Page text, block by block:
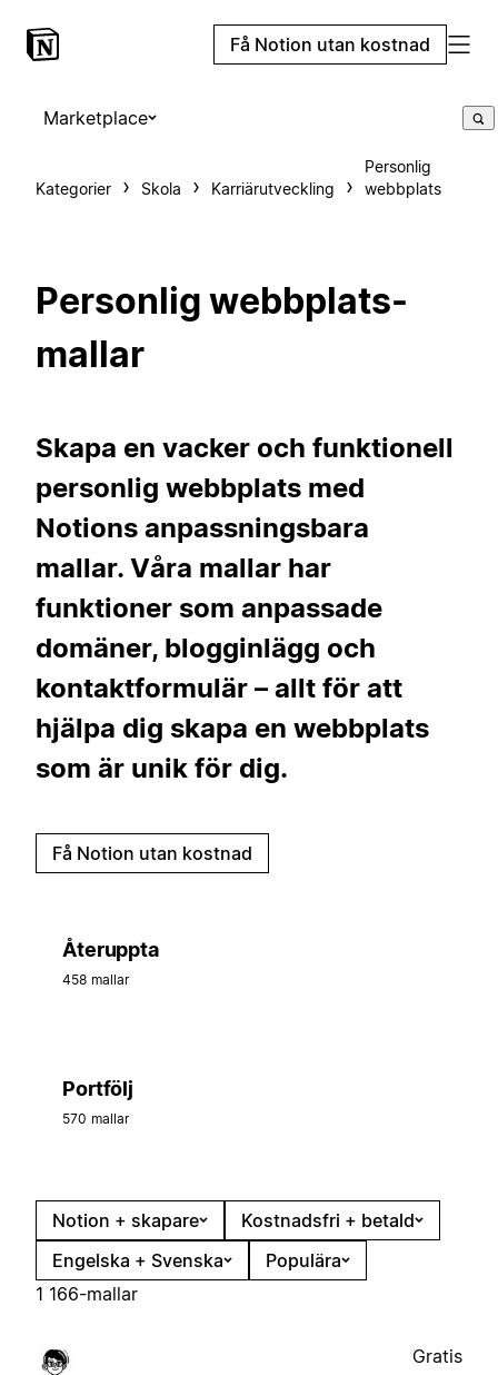
Få Notion utan kostnad
Marketplace
Kategorier Skola Karriärutveckling
Personlig
webbplats
Personlig webbplats-
mallar
Skapa en vacker och funktionell
personlig webbplats med
Notions anpassningsbara
mallar. Våra mallar har
funktioner som anpassade
domäner, blogginlägg och
kontaktformulär – allt för att
hjälpa dig skapa en webbplats
som är unik för dig.
Få Notion utan kostnad
Återuppta
458 mallar
Portfölj
570 mallar
Notion + skapare
Kostnadsfri + betald
Engelska + Svenska
Populära
1 166-mallar
Gratis